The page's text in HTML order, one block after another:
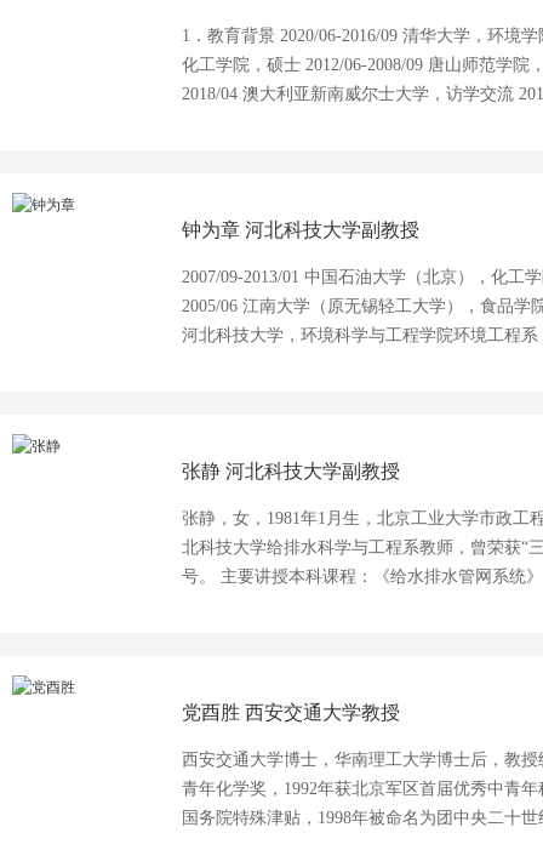
1．教育背景 2020/06-2016/09 清华大学，环境
化工学院，硕士 2012/06-2008/09 唐山师范学
2018/04 澳大利亚新南威尔士大学，访学交流
技竞赛国家一等奖指导教师
钟为章 河北科技大学副教授
2007/09-2013/01 中国石油大学（北京），化工
2005/06 江南大学（原无锡轻工大学），食品学院食品系，学士 2．
河北科技大学，环境科学与工程学院环境工程
1 2021年 河北省政策科学研究会理事 2 2020年
国金奖指导教师 3 2019年 河北省电子学会常务
副主任 4 2018年 河北省三三三人才工程三层次
创新中心规模化沼气工程研究室主任
张静 河北科技大学副教授
张静，女，1981年1月生，北京工业大学市政工
北科技大学给排水科学与工程系教师，曾荣获“
号。 主要讲授本科课程：《给水排水管网系统
省教育厅课题1项，主持河北省科技支撑计划项
2项；授权国家专利6项；第1作者发表高水平研
余篇。
党酉胜 西安交通大学教授
西安交通大学博士，华南理工大学博士后，教
青年化学奖，1992年获北京军区首届优秀中青
国务院特殊津贴，1998年被命名为团中央二十